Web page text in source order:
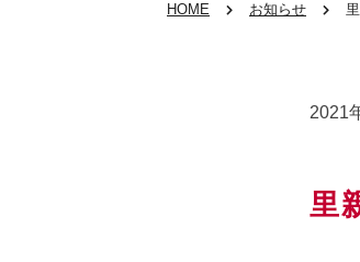
HOME お知らせ
2021
里